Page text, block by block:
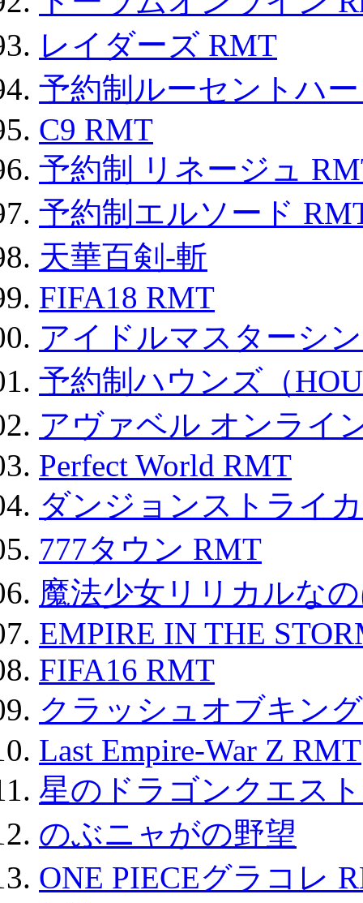
レイダーズ RMT
予約制ルーセントハ
C9 RMT
予約制 リネージュ
予約制エルソード
天華百剣-斬
FIFA18 RMT
アイドルマスターシ
予約制ハウンズ（
アヴァベル オンライ
Perfect World RMT
ダンジョンストライ
777タウン RMT
魔法少女リリカルな
EMPIRE IN THE
FIFA16 RMT
クラッシュオブキン
Last Empire-War Z RMT
星のドラゴンクエス
のぶニャがの野望
ONE PIECEグラコレ